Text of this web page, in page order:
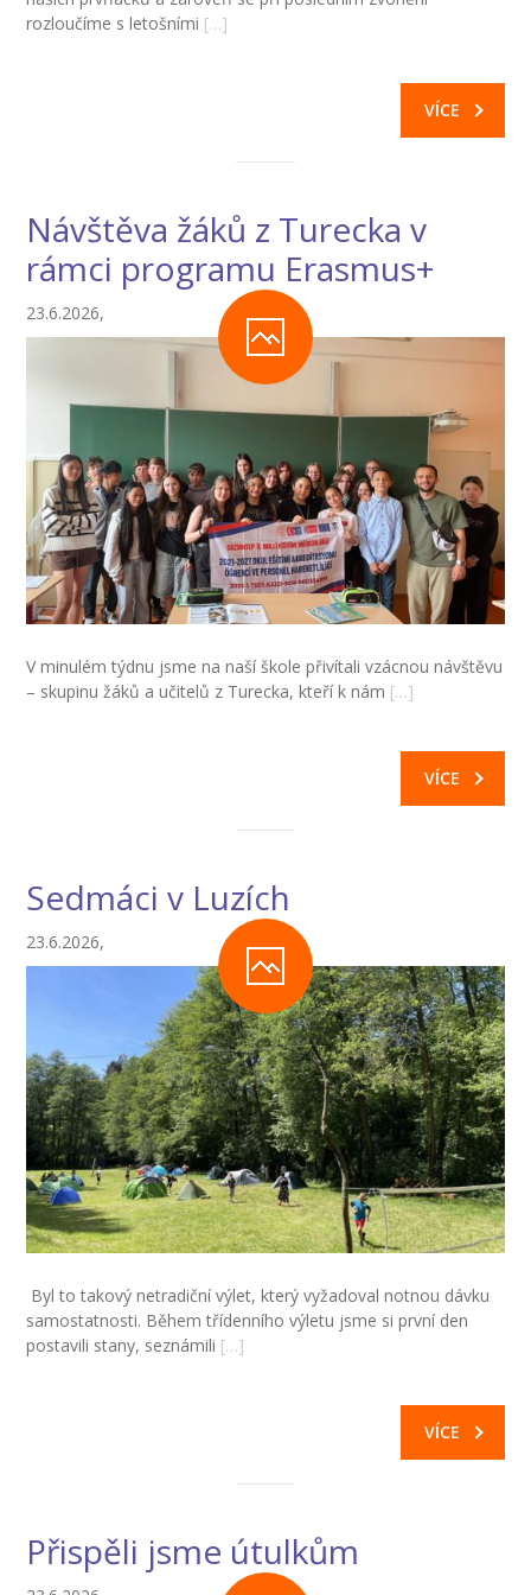
-- Zájmová činnost – nabízené kroužky
-- Ke stažení
-- Důležité informace
-- Informace pro cizince
rozloučíme s letošními […]
VÍCE
Návštěva žáků z Turecka v
rámci programu Erasmus+
23.6.2026,
V minulém týdnu jsme na naší škole přivítali vzácnou návštěvu
– skupinu žáků a učitelů z Turecka, kteří k nám […]
VÍCE
Sedmáci v Luzích
23.6.2026,
Byl to takový netradiční výlet, který vyžadoval notnou dávku
samostatnosti. Během třídenního výletu jsme si první den
postavili stany, seznámili […]
VÍCE
Přispěli jsme útulkům